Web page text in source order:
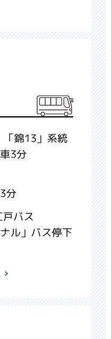
錦13」系統
3分
分
バス
ル」バス停下